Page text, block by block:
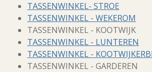
TASSENWINKEL- STROE
TASSENWINKEL - WEKEROM
TASSENWINKEL - KOOTWIJK
TASSENWINKEL - LUNTEREN
TASSENWINKEL -
TASSENWINKEL - GARDEREN